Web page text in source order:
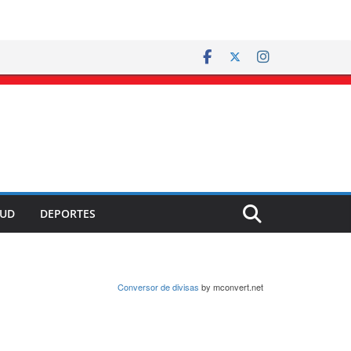
DEPORTES
Conversor de divisas by mconvert.net